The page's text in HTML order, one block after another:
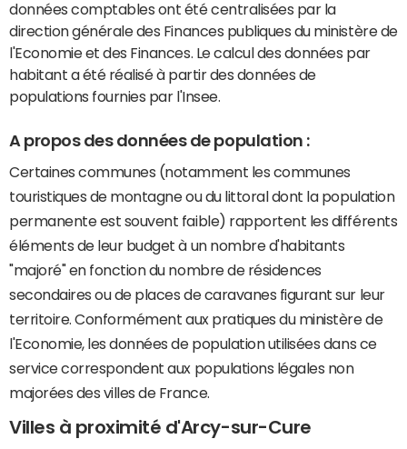
données comptables ont été centralisées par la
direction générale des Finances publiques du ministère de
l'Economie et des Finances. Le calcul des données par
habitant a été réalisé à partir des données de
populations fournies par l'Insee.
A propos des données de population :
Certaines communes (notamment les communes
touristiques de montagne ou du littoral dont la population
permanente est souvent faible) rapportent les différents
éléments de leur budget à un nombre d'habitants
"majoré" en fonction du nombre de résidences
secondaires ou de places de caravanes figurant sur leur
territoire. Conformément aux pratiques du ministère de
l'Economie, les données de population utilisées dans ce
service correspondent aux populations légales non
majorées des villes de France.
Villes à proximité d'Arcy-sur-Cure